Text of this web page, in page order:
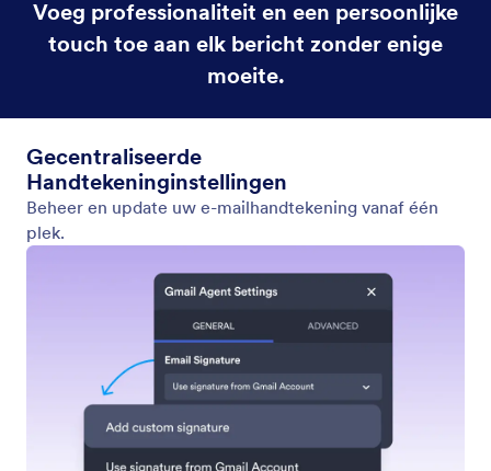
Voeg professionaliteit en een persoonlijke
touch toe aan elk bericht zonder enige
moeite.
Gecentraliseerde
Handtekeninginstellingen
Beheer en update uw e-mailhandtekening vanaf één
plek.